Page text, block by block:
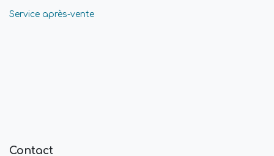
Service après-vente
Contact